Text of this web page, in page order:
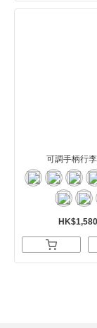
可調手柄行李